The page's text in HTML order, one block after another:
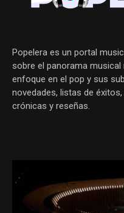
Popelera es un portal
sobre el panorama
enfoque en el pop y sus
novedades, listas de
crónicas y reseñas.